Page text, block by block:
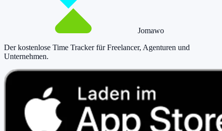
Jomawo
Der kostenlose Time Tracker für Freelancer, Agenturen und
Unternehmen.